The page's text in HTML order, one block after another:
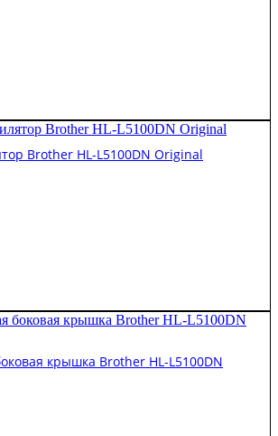
Brother HL-L5100DN Original
крышка Brother HL-L5100DN